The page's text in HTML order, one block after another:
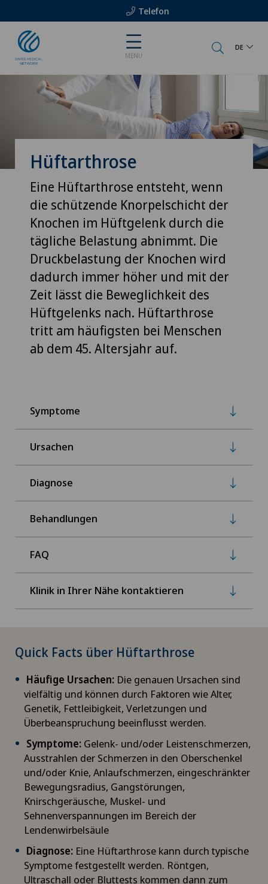
Telefon
MENU
DE
Hüftarthrose
Eine Hüftarthrose entsteht, wenn
die schützende Knorpelschicht der
Knochen im Hüftgelenk durch die
tägliche Belastung abnimmt. Die
Druckbelastung der Knochen wird
dadurch immer höher und mit der
Zeit lässt die Beweglichkeit des
Hüftgelenks nach. Hüftarthrose
tritt am häufigsten bei Menschen
ab dem 45. Altersjahr auf.
Symptome
Ursachen
Diagnose
Behandlungen
FAQ
Klinik in Ihrer Nähe kontaktieren
Quick Facts über Hüftarthrose
Häufige Ursachen: Die genauen Ursachen sind
vielfältig und können durch Faktoren wie Alter,
Genetik, Fettleibigkeit, Verletzungen und
Überbeanspruchung beeinflusst werden.
Symptome: Gelenk- und/oder Leistenschmerzen,
Ausstrahlen der Schmerzen in den Oberschenkel
und/oder Knie, Anlaufschmerzen, eingeschränkter
Bewegungsradius, Gangstörungen,
Knirschgeräusche, Muskel- und
Sehnenverspannungen im Bereich der
Lendenwirbelsäule
Diagnose: Eine Hüftarthrose kann durch typische
Symptome festgestellt werden. Röntgen,
Ultraschall oder Bluttests kommen dann zum